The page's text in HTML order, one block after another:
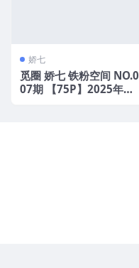
娇七
觅圈 娇七 铁粉空间 NO.0
07期 【75P】2025年最